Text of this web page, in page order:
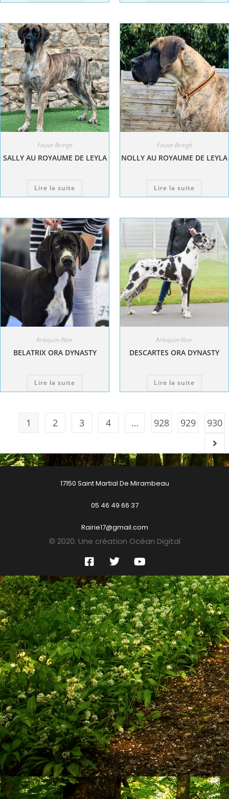
Fauve-Bringé
SALLY AU ROYAUME DE LEYLA
Lire la suite
Fauve-Bringé
NOLLY AU ROYAUME DE LEYLA
Lire la suite
Arlequin-Noir
BELATRIX ORA DYNASTY
Lire la suite
Arlequin-Noir
DESCARTES ORA DYNASTY
Lire la suite
1 2 3 4 … 928 929 930
17150 Saint Martial De Mirambeau
05 46 49 66 37
Rairie17@gmail.com
© 2020. Une création Océan Digital